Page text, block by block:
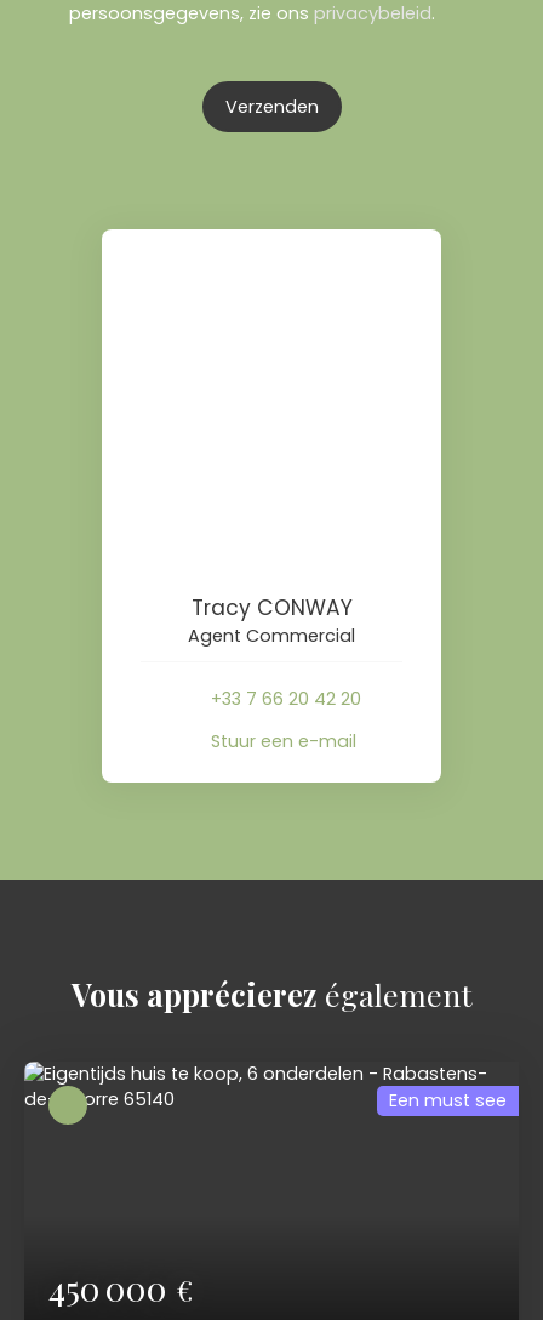
persoonsgegevens, zie ons privacybeleid.
Verzenden
Tracy CONWAY
Agent Commercial
+33 7 66 20 42 20
Stuur een e-mail
Vous apprécierez également
450 000 €
Een must see